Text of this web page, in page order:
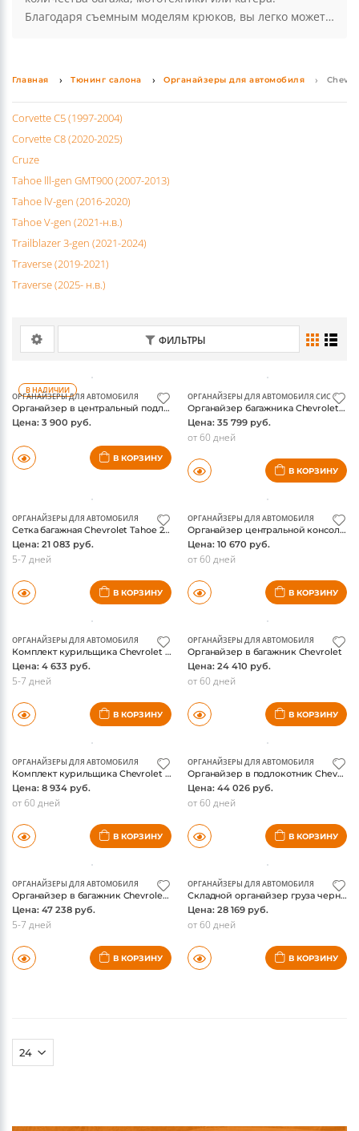
Благодаря съемным моделям крюков, вы легко можете
Главная Тюнинг салона Органайзеры для автомобиля
Corvette C5 (1997-2004)
Corvette C8 (2020-2025)
Cruze
Tahoe lll-gen GMT900 (2007-2013)
Tahoe lV-gen (2016-2020)
Tahoe V-gen (2021-н.в.)
Trailblazer 3-gen (2021-2024)
Traverse (2019-2021)
Traverse (2025- н.в.)
ФИЛЬТРЫ
В НАЛИЧИИ
ОРГАНАЙЗЕРЫ ДЛЯ АВТОМОБИЛЯ
Органайзер в центральный подлокотник Chevrolet Tahoe 2021-
Цена: 3 900 руб.
В КОРЗИНУ
ОРГАНАЙЗЕРЫ ДЛЯ АВТОМОБИЛЯ СИСТЕМЫ
Органайзер багажника Chevrolet Traverse 3-gen, черный складной, chevrolet логотип
Цена: 35 799 руб.
от 60 дней
В КОРЗИНУ
ОРГАНАЙЗЕРЫ ДЛЯ АВТОМОБИЛЯ
Сетка багажная Chevrolet Tahoe 2015-, оригинал
Цена: 21 083 руб.
5-7 дней
В КОРЗИНУ
ОРГАНАЙЗЕРЫ ДЛЯ АВТОМОБИЛЯ
Органайзер центральной консоли Chevrolet Tahoe 2015-, оригинал
Цена: 10 670 руб.
от 60 дней
В КОРЗИНУ
ОРГАНАЙЗЕРЫ ДЛЯ АВТОМОБИЛЯ
Комплект курильщика Chevrolet Tahoe 2015-, оригинал
Цена: 4 633 руб.
5-7 дней
В КОРЗИНУ
ОРГАНАЙЗЕРЫ ДЛЯ АВТОМОБИЛЯ
Органайзер в багажник Chevrolet
Цена: 24 410 руб.
от 60 дней
В КОРЗИНУ
ОРГАНАЙЗЕРЫ ДЛЯ АВТОМОБИЛЯ
Комплект курильщика Chevrolet Traverse
Цена: 8 934 руб.
от 60 дней
В КОРЗИНУ
ОРГАНАЙЗЕРЫ ДЛЯ АВТОМОБИЛЯ
Органайзер в подлокотник Chevrolet Tahoe 2021-, стальной с замком, оригинал
Цена: 44 026 руб.
от 60 дней
В КОРЗИНУ
ОРГАНАЙЗЕРЫ ДЛЯ АВТОМОБИЛЯ
Органайзер в багажник Chevrolet, складной, оригинал 84322166
Цена: 47 238 руб.
5-7 дней
В КОРЗИНУ
ОРГАНАЙЗЕРЫ ДЛЯ АВТОМОБИЛЯ
Складной органайзер груза черный Chevrolet Corvette C8 (2020-2026)
Цена: 28 169 руб.
от 60 дней
В КОРЗИНУ